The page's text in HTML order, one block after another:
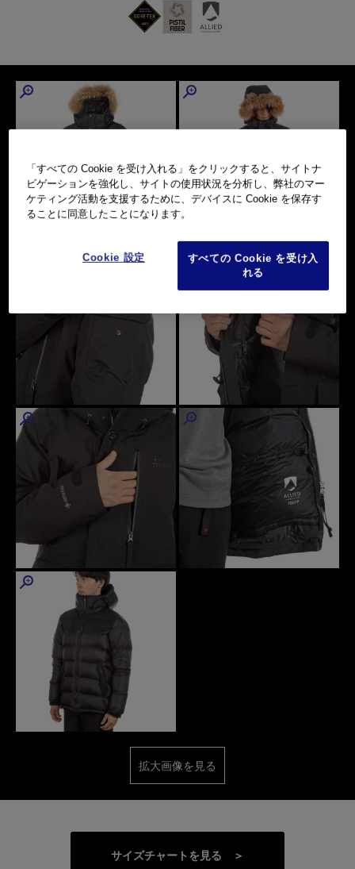
拡大画像を見る
サイズチャートを見る ＞
「すべての Cookie を受け入れる」をクリックすると、サイトナ
ビゲーションを強化し、サイトの使用状況を分析し、弊社のマー
ケティング活動を支援するために、デバイスに Cookie を保存す
ることに同意したことになります。
Cookie 設定
すべての Cookie を受け入
れる